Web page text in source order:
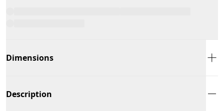
Dimensions
Description